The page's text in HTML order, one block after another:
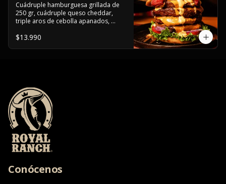
Cuádruple hamburguesa grillada de
250 gr, cuádruple queso cheddar,
triple aros de cebolla apanados,
morada, pepinillo, chedar sause y los
$13.990
Conócenos